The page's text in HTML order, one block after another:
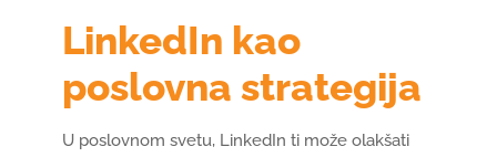
LinkedIn kao
poslovna strategija
U poslovnom svetu, LinkedIn ti može olakšati